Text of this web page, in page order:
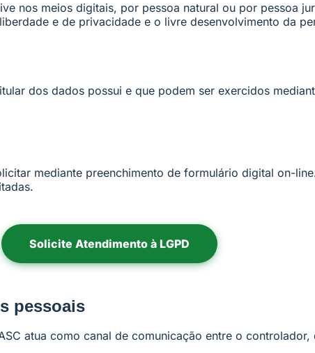
nos meios digitais, por pessoa natural ou por pessoa
e de privacidade e o livre desenvolvimento da
dos dados possui e que podem ser exercidos
mediante preenchimento de formulário digital on-
Solicite Atendimento à LGPD
pessoais
atua como canal de comunicação entre o